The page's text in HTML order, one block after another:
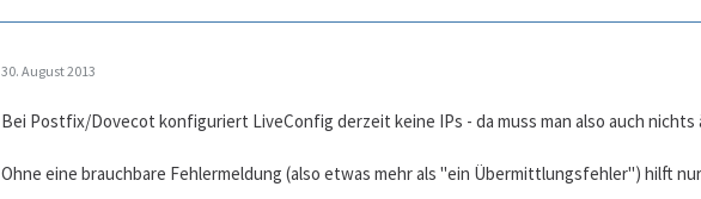
30. August 2013
Bei Postfix/Dovecot konfiguriert LiveConfig derzeit keine IPs - da muss man also auch nichts
Ohne eine brauchbare Fehlermeldung (also etwas mehr als "ein Übermittlungsfehler") hilft